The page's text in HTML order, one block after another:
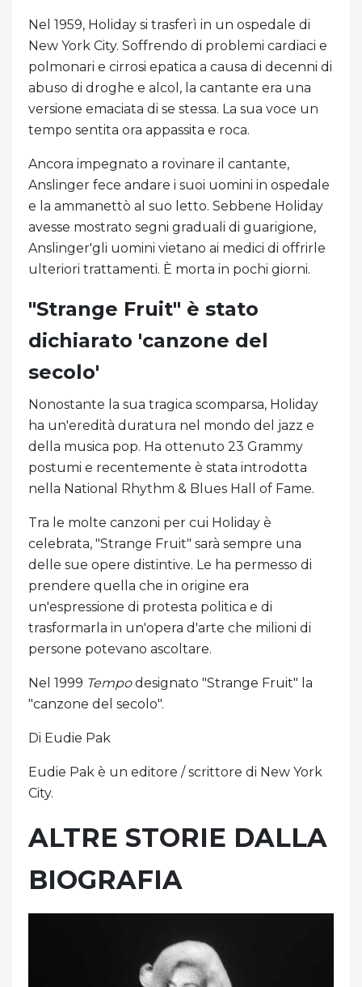
Nel 1959, Holiday si trasferì in un ospedale di
New York City. Soffrendo di problemi cardiaci e
polmonari e cirrosi epatica a causa di decenni di
abuso di droghe e alcol, la cantante era una
versione emaciata di se stessa. La sua voce un
tempo sentita ora appassita e roca.
Ancora impegnato a rovinare il cantante,
Anslinger fece andare i suoi uomini in ospedale
e la ammanettò al suo letto. Sebbene Holiday
avesse mostrato segni graduali di guarigione,
Anslinger'gli uomini vietano ai medici di offrirle
ulteriori trattamenti. È morta in pochi giorni.
"Strange Fruit" è stato
dichiarato 'canzone del
secolo'
Nonostante la sua tragica scomparsa, Holiday
ha un'eredità duratura nel mondo del jazz e
della musica pop. Ha ottenuto 23 Grammy
postumi e recentemente è stata introdotta
nella National Rhythm & Blues Hall of Fame.
Tra le molte canzoni per cui Holiday è
celebrata, "Strange Fruit" sarà sempre una
delle sue opere distintive. Le ha permesso di
prendere quella che in origine era
un'espressione di protesta politica e di
trasformarla in un'opera d'arte che milioni di
persone potevano ascoltare.
Nel 1999 Tempodesignato "Strange Fruit" la
"canzone del secolo".
Di Eudie Pak
Eudie Pak è un editore / scrittore di New York
City.
ALTRE STORIE DALLA
BIOGRAFIA